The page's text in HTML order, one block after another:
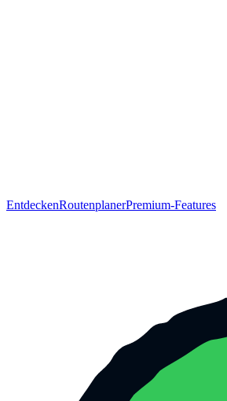
EntdeckenRoutenplanerPremium-Features